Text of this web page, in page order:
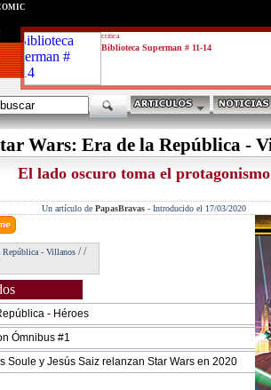
critica
Biblioteca Superman # 11-14
Wars: Era de la República -
El lado oscuro toma el protagonismo
Un artículo de PapasBravas - Introducido el 17/03/2020
República - Villanos //
- Héroes
Ómnibus #1
Soule y Jesús Saiz relanzan Star Wars en 2020